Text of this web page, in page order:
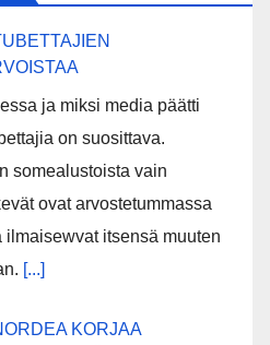
ja miksi media päätti
on suosittava.
somealustoista vain
ovat arvostetummassa
itsensä muuten
[...]
KORJAA